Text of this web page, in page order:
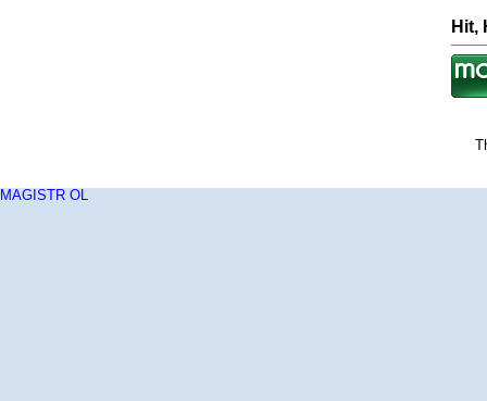
Hit,
MAGISTR OL